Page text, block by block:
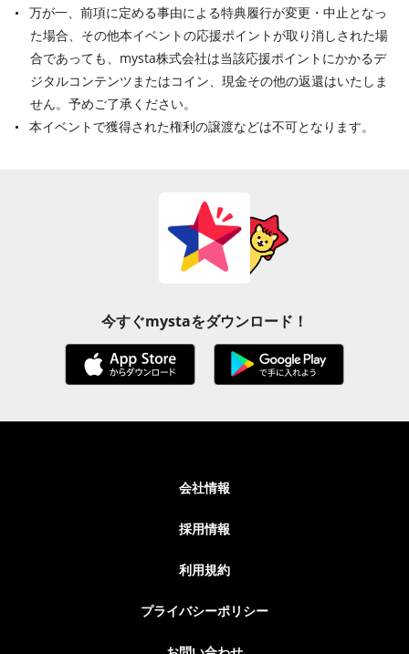
万が一、前項に定める事由による特典履行が変更・中止となっ
た場合、その他本イベントの応援ポイントが取り消しされた場
合であっても、mysta株式会社は当該応援ポイントにかかるデ
ジタルコンテンツまたはコイン、現金その他の返還はいたしま
せん。予めご了承ください。
本イベントで獲得された権利の譲渡などは不可となります。
今すぐmystaをダウンロード！
会社情報
採用情報
利用規約
プライバシーポリシー